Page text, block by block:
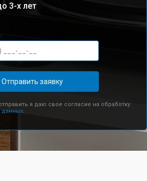
3-х лет
Отправить заявку
я даю свое согласие на обработку
данных.